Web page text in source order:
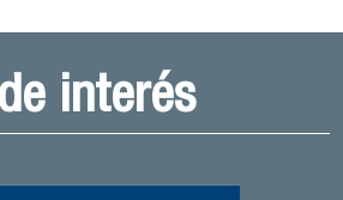
interés